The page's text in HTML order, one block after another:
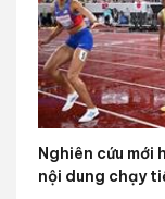
Nghiên cứu mới
nội dung chạy